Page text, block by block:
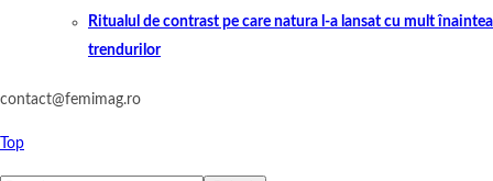
Ritualul de contrast pe care natura l-a lansat cu mult înaintea
trendurilor
contact@femimag.ro
Top